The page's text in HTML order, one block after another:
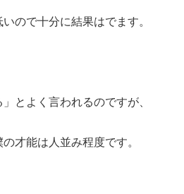
ので十分に結果はでます。
とよく言われるのですが、
才能は人並み程度です。